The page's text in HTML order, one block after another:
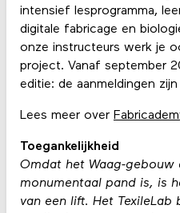
intensief lesprogramma,
digitale fabricage en
onze instructeurs werk je
project. Vanaf september
editie: de aanmeldingen
Lees meer over
Toegankelijkheid
Omdat het Waag-gebouw
monumentaal pand is, is
van een lift. Het